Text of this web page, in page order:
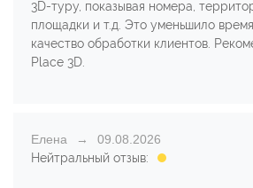
3D-туру, показывая номера,
площадки и т.д. Это уменьшило
качество обработки клиентов.
Place 3D.
Елена
09.08.2026
Нейтральный отзыв: